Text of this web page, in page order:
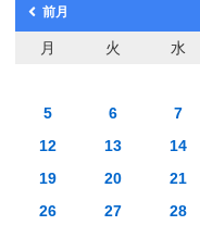
前月
月 火 水
5
6 7
12
13 14
19
20 21
26
27 28